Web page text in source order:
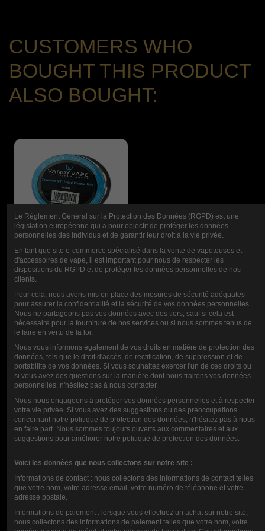
CUSTOMERS WHO
BOUGHT THIS PRODUCT
ALSO BOUGHT:
Out-of-Stock
SUPERFINE
MTL FUSED
CLAPTON WIRE
NI 80 30GAX2 +
38GA VANDY
VAPE
7.80
GRADE
Le Règlement Général sur la Protection des Données (RGPD) est une
législation européenne qui a pour objectif de protéger les données
personnelles des individus et de garantir leur droit à la vie privée.
En tant que site e-commerce spécialisé dans la vente de vapoteuses et
d'accessoires de vape, il est important pour nous de respecter les
dispositions du RGPD et de protéger les données personnelles de nos
clients.
Pour cela, nous avons mis en place des mesures de sécurité adéquates
pour assurer la confidentialité et la sécurité de vos données personnelles.
Nous ne partageons pas vos données avec des tiers, sauf si cela est
nécessaire pour la fourniture de nos services ou si nous sommes tenus de
le faire en vertu de la loi.
Nous vous informons également de vos droits en matière de protection des
données, tels que le droit d'accès, de rectification, de suppression et de
portabilité de vos données. Si vous souhaitez exercer l'un de ces droits ou
si vous avez des questions sur la manière dont nous traitons vos données
personnelles, n'hésitez pas à nous contacter.
Nous nous engageons à protéger vos données personnelles et à respecter
votre vie privée. Si vous avez des suggestions ou des préoccupations
concernant notre politique de protection des données, n'hésitez pas à nous
en faire part. Nous sommes toujours ouverts aux commentaires et aux
suggestions pour améliorer notre politique de protection des données.
Voici les données que nous collectons sur notre site :
Informations de contact : nous collectons des informations de contact telles
que votre nom, votre adresse email, votre numéro de téléphone et votre
adresse postale.
Informations de paiement : lorsque vous effectuez un achat sur notre site,
nous collectons des informations de paiement telles que votre nom, votre